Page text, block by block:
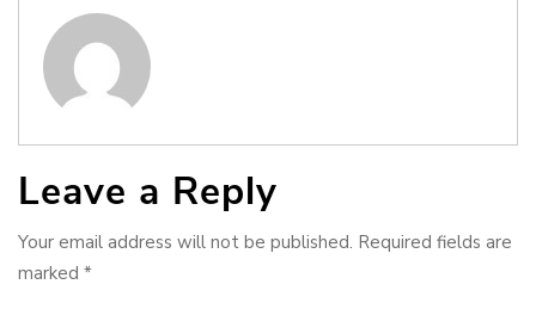
Leave a Reply
Your email address will not be published. Required fields are
marked *